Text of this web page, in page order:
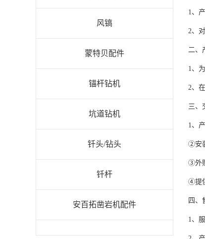
风镐
蒙特贝配件
锚杆钻机
坑道钻机
钎头/钻头
钎杆
安百拓凿岩机配件
1、
2、
二、
1、
2、
三、
1、
②安
③外
④提
四、
1、